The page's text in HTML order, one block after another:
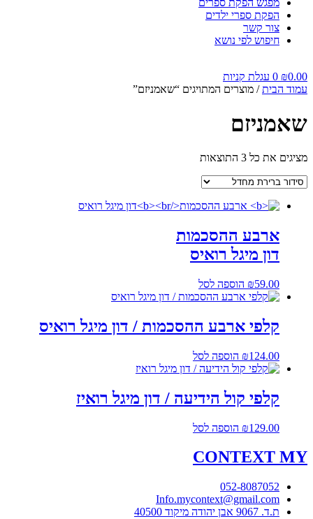
מפגש הפקת ספרים
הפקת ספרי ילדים
צור קשר
חיפוש לפי נושא
₪0.00
0 עגלת קניות
עמוד הבית/ מוצרים המתויגים “שאמניזם”
שאמניזם
מציגים את כל ⁦3⁩ התוצאות
ארבע ההסכמות
דון מיגל רואיס
₪59.00 הוספה לסל
קלפי ארבע ההסכמות / דון מיגל רואיס
₪124.00 הוספה לסל
קלפי קול הידיעה / דון מיגל רואיז
₪129.00 הוספה לסל
CONTEXT MY
052-8087052
Info.mycontext@gmail.com
ת.ד. 9067 אבן יהודה מיקוד 40500